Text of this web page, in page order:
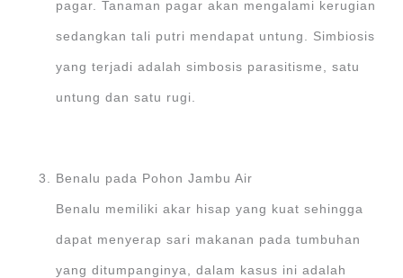
pagar. Tanaman pagar akan mengalami kerugian
sedangkan tali putri mendapat untung. Simbiosis
yang terjadi adalah simbosis parasitisme, satu
untung dan satu rugi.
Benalu pada Pohon Jambu Air
Benalu memiliki akar hisap yang kuat sehingga
dapat menyerap sari makanan pada tumbuhan
yang ditumpanginya, dalam kasus ini adalah